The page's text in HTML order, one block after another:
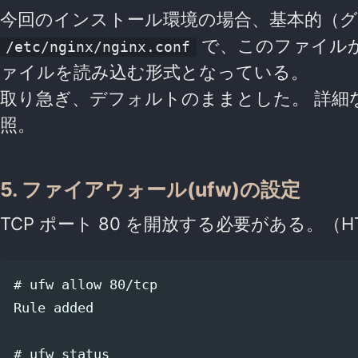
今回のインストール環境の場合、基本的（
/etc/nginx/nginx.conf
で、このファイル
ァイルを読み込む形式となっている。
取り急ぎ、デフォルトのままとした。 詳細
照。
5. ファイアウォール(ufw)の設定
TCP ポート 80 を開放する必要がある。（
# ufw allow 80/tcp
Rule added
# ufw status